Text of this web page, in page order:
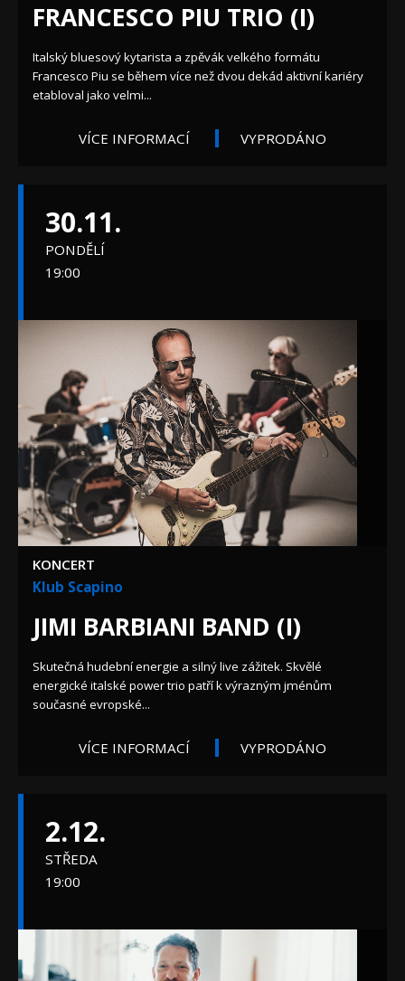
FRANCESCO PIU TRIO (I)
Italský bluesový kytarista a zpěvák velkého formátu
Francesco Piu se během více než dvou dekád aktivní kariéry
etabloval jako velmi...
VÍCE INFORMACÍ VYPRODÁNO
30.11.
PONDĚLÍ
19:00
KONCERT
Klub Scapino
JIMI BARBIANI BAND (I)
Skutečná hudební energie a silný live zážitek. Skvělé
energické italské power trio patří k výrazným jménům
současné evropské...
VÍCE INFORMACÍ VYPRODÁNO
2.12.
STŘEDA
19:00